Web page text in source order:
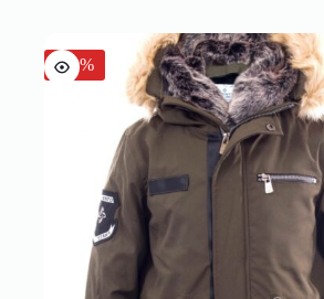
-50%